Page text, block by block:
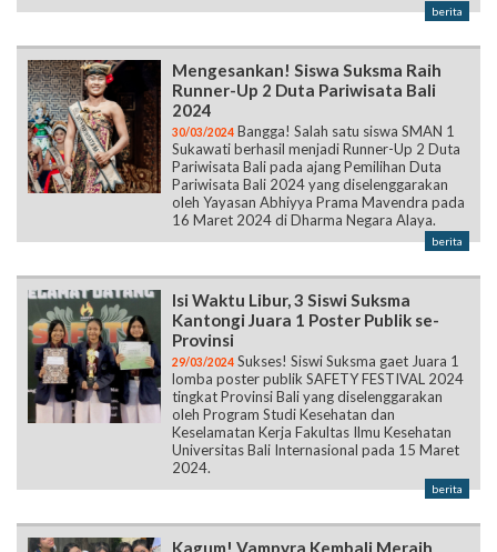
berita
Mengesankan! Siswa Suksma Raih
Runner-Up 2 Duta Pariwisata Bali
2024
30/03/2024 Bangga! Salah satu siswa SMAN 1
Sukawati berhasil menjadi Runner-Up 2 Duta
Pariwisata Bali pada ajang Pemilihan Duta
Pariwisata Bali 2024 yang diselenggarakan
oleh Yayasan Abhiyya Prama Mavendra pada
16 Maret 2024 di Dharma Negara Alaya.
berita
Isi Waktu Libur, 3 Siswi Suksma
Kantongi Juara 1 Poster Publik se-
Provinsi
29/03/2024 Sukses! Siswi Suksma gaet Juara 1
lomba poster publik SAFETY FESTIVAL 2024
tingkat Provinsi Bali yang diselenggarakan
oleh Program Studi Kesehatan dan
Keselamatan Kerja Fakultas Ilmu Kesehatan
Universitas Bali Internasional pada 15 Maret
2024.
berita
Kagum! Vampyra Kembali Meraih